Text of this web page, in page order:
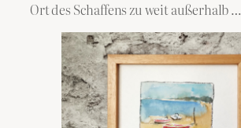
Ort des Schaffens zu weit außerhalb …